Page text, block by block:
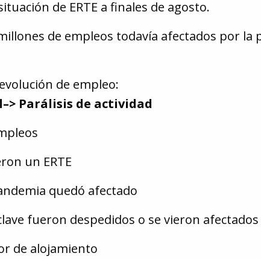
de ERTE a finales de agosto.
de empleos todavía afectados por la
de empleo:
Parálisis de actividad
un ERTE
quedó afectado
fueron despedidos o se vieron afectados
de alojamiento